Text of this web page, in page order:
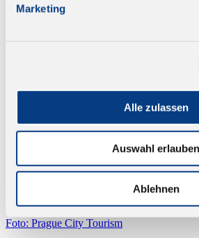
Marketing
Alle zulassen
Auswahl erlauben
Ablehnen
Foto: pixabay
Foto: pixabay
Foto: Prague City Tourism